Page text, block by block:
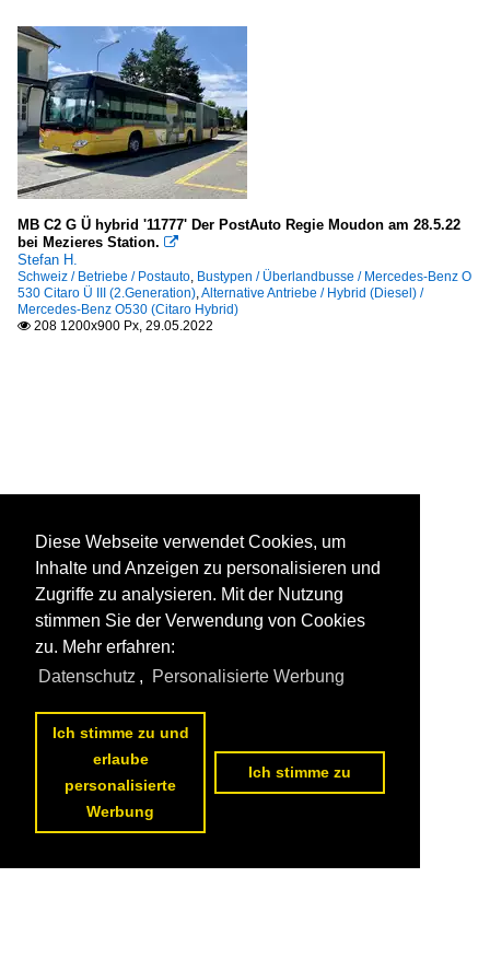
MB C2 G Ü hybrid '11777' Der PostAuto Regie Moudon am 28.5.22
bei Mezieres Station. 
Stefan H.
Schweiz / Betriebe / Postauto, Bustypen / Überlandbusse / Mercedes-Benz O
530 Citaro Ü III (2.Generation),Alternative Antriebe / Hybrid (Diesel) /
Mercedes-Benz O530 (Citaro Hybrid)
 208 1200x900 Px, 29.05.2022
Diese Webseite verwendet Cookies, um
Inhalte und Anzeigen zu personalisieren und
Zugriffe zu analysieren. Mit der Nutzung
stimmen Sie der Verwendung von Cookies
zu. Mehr erfahren:
Datenschutz , Personalisierte Werbung
Ich stimme zu und
erlaube
personalisierte
Werbung
Ich stimme zu